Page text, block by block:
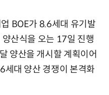
BOE가 8.6세대 유기발
산식을 오는 17일 진행
양산을 개시할 계획이어
세대 양산 경쟁이 본격화